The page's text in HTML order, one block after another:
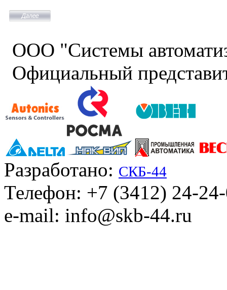
ООО "Системы
Официальный
Разработано: СКБ-44
Телефон: +7 (3412) 24-
e-mail: info@skb-44.ru